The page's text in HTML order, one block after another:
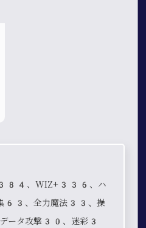
、WIZ+336、ハ
63、全力魔法33、操
ータ攻撃30、迷彩3